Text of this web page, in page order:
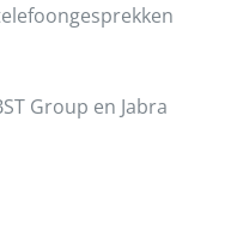
Group en Jabra